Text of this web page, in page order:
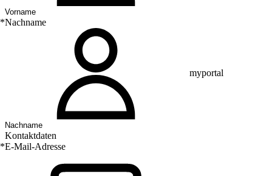
*Nachname
myportal
Kontaktdaten
*E-Mail-Adresse